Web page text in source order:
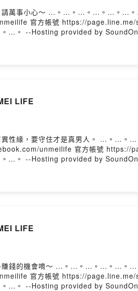
官方帳號 https://page.line.me/
。 --Hosting provided by SoundOn
LIFE
unmeilife 官方帳號 https://
。 --Hosting provided by SoundOn
LIFE
官方帳號 https://page.line.me/
。 --Hosting provided by SoundOn